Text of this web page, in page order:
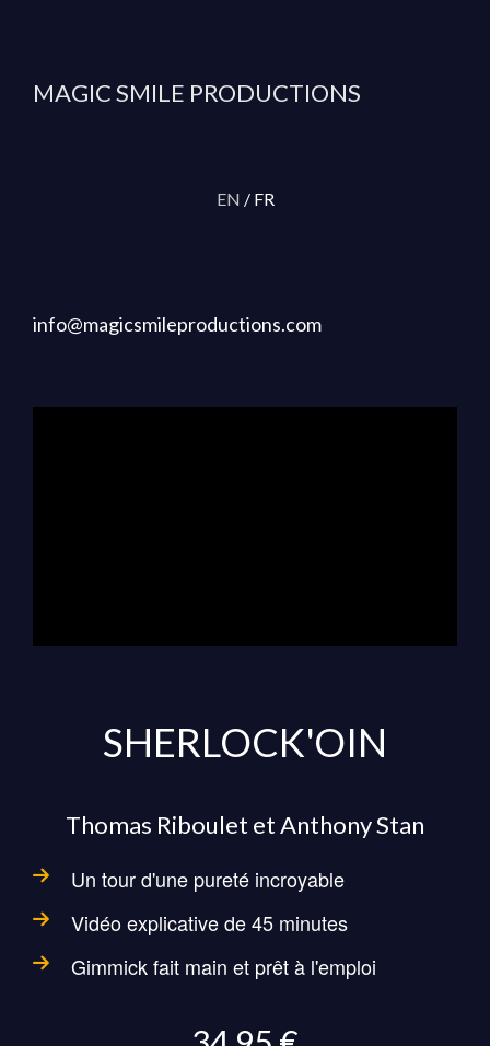
MAGIC SMILE PRODUCTIONS
EN / FR
info@magicsmileproductions.com
SHERLOCK'OIN
Thomas Riboulet et Anthony Stan
Un tour d'une pureté incroyable
Vidéo explicative de 45 minutes
Gimmick fait main et prêt à l'emploi